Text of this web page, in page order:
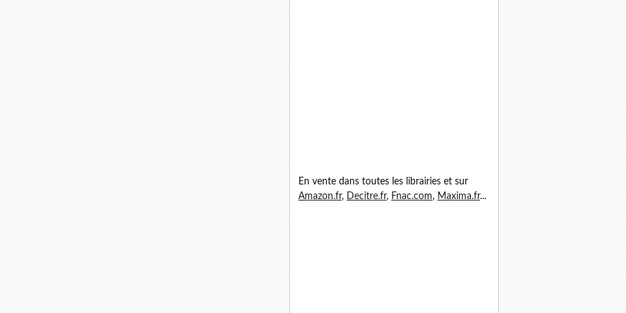
En vente dans toutes les librairies et sur
Amazon.fr, Decitre.fr, Fnac.com, Maxima.fr...